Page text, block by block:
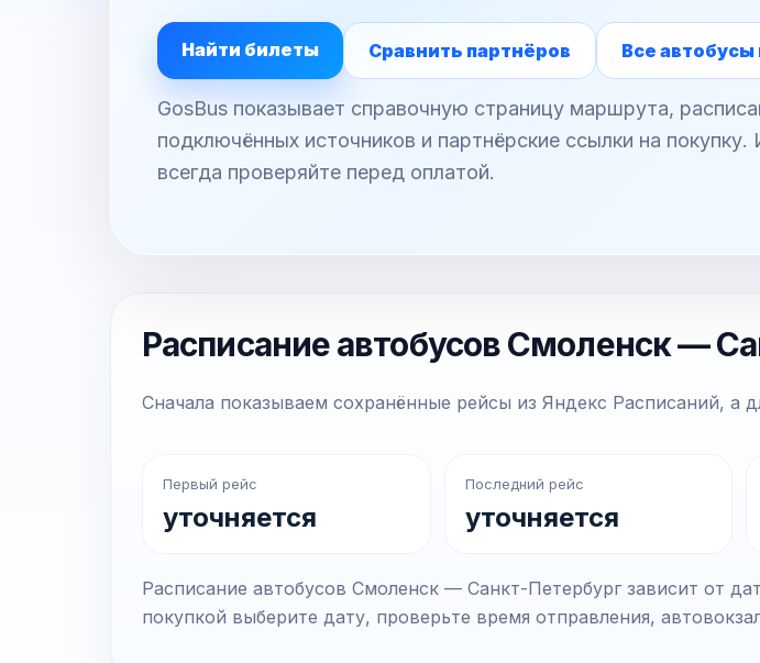
Найти билеты Сравнить партнёров Все
GosBus показывает справочную страницу маршрута,
подключённых источников и партнёрские ссылки на
всегда проверяйте перед оплатой.
Расписание автобусов Смоленск —
Сначала показываем сохранённые рейсы из Яндекс Расписаний, а
Первый рейс
уточняется
Последний рейс
уточняется
Расписание автобусов Смоленск — Санкт-Петербург зависит от
покупкой выберите дату, проверьте время отправления,